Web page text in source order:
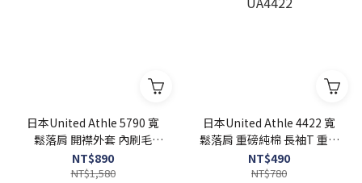
日本United Athle 5790 寬
鬆落肩 開襟外套 內刷毛
10oz【 FUZY 】- UA5790
NT$890
NT$1,580
日本United Athle 4422 寬
鬆落肩 重磅純棉 長袖T 重量
級 9.1oz 【 FUZY 】-
UA4422
NT$490
NT$780